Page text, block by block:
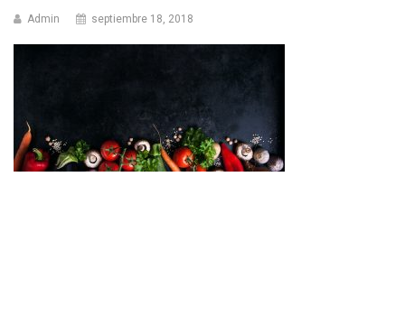
Admin septiembre 18, 2018